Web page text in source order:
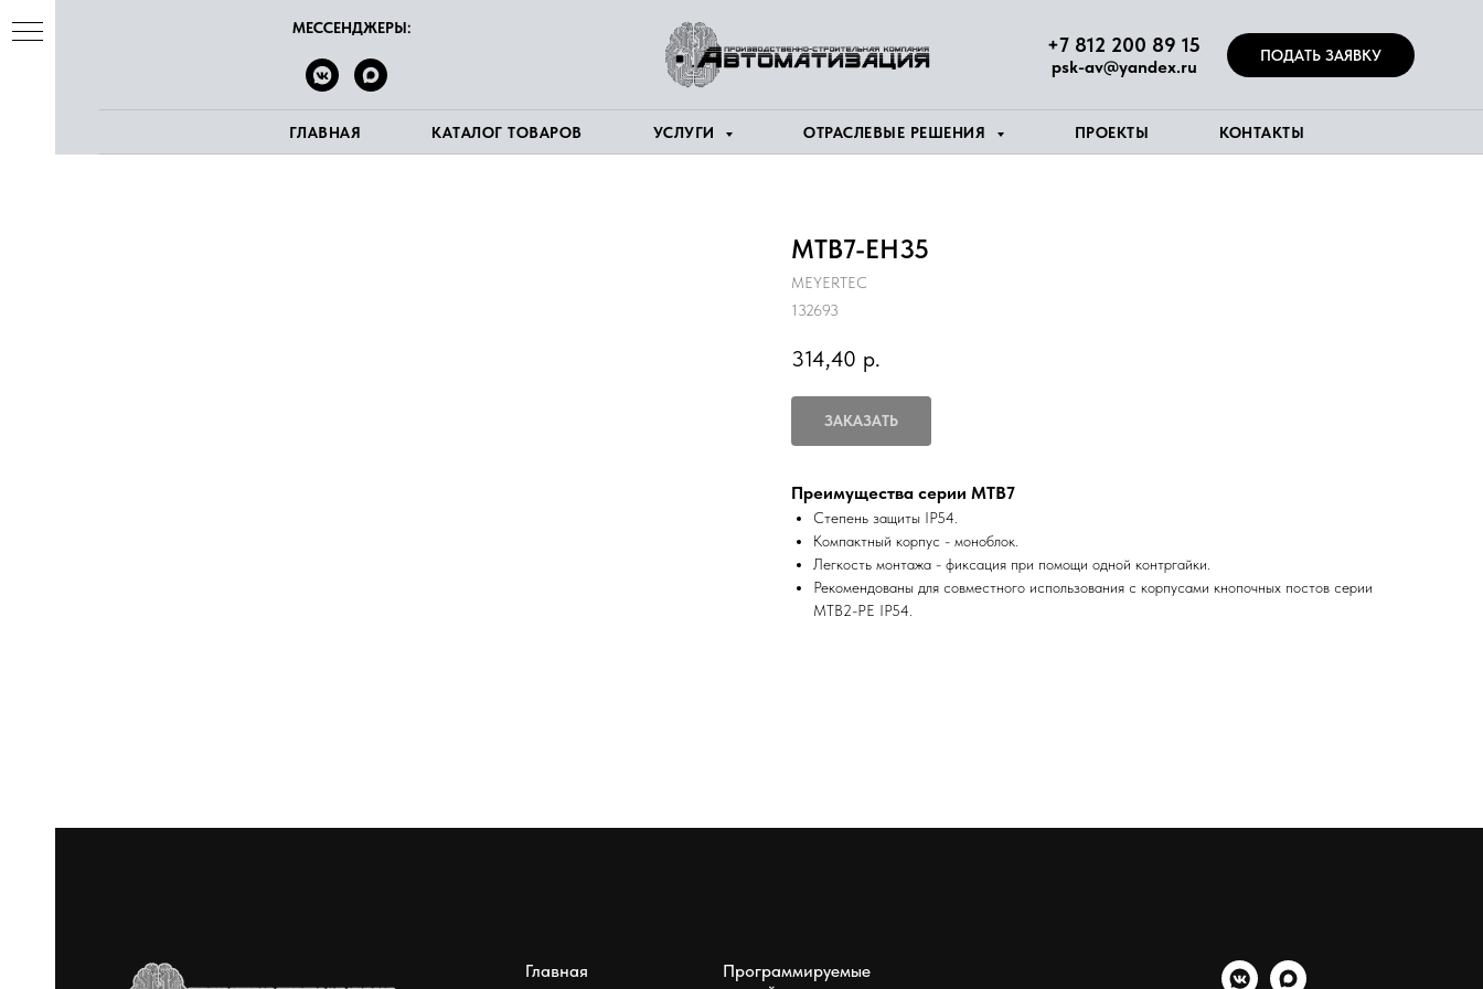
МЕССЕНДЖЕРЫ:
+7 812 200 89 15
psk-av@yandex.ru
ПОДАТЬ ЗАЯВКУ
ГЛАВНАЯ КАТАЛОГ ТОВАРОВ УСЛУГИ ОТРАСЛЕВЫЕ РЕШЕНИЯ ПРОЕКТЫ КОНТАКТЫ
MTB7-EH35
MEYERTEC
132693
314,40 р.
ЗАКАЗАТЬ
Преимущества серии MTB7
Степень защиты IP54.
Компактный корпус - моноблок.
Легкость монтажа - фиксация при помощи одной контргайки.
Рекомендованы для совместного использования с корпусами кнопочных постов серии
MTB2-PE IP54.
Главная
Программируемые